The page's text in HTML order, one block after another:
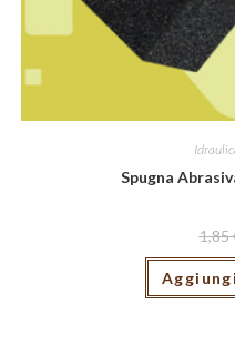
Spugna
1,85